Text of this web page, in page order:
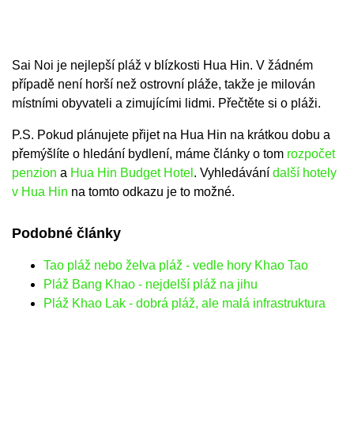
Sai Noi je nejlepší pláž v blízkosti Hua Hin. V žádném
případě není horší než ostrovní pláže, takže je milován
místními obyvateli a zimujícími lidmi. Přečtěte si o pláži.
P.S. Pokud plánujete přijet na Hua Hin na krátkou dobu a
přemýšlíte o hledání bydlení, máme články o tom rozpočet
penzion a Hua Hin Budget Hotel . Vyhledávání další hotely
v Hua Hin na tomto odkazu je to možné.
Podobné články
Tao pláž nebo želva pláž - vedle hory Khao Tao
Pláž Bang Khao - nejdelší pláž na jihu
Pláž Khao Lak - dobrá pláž, ale malá infrastruktura